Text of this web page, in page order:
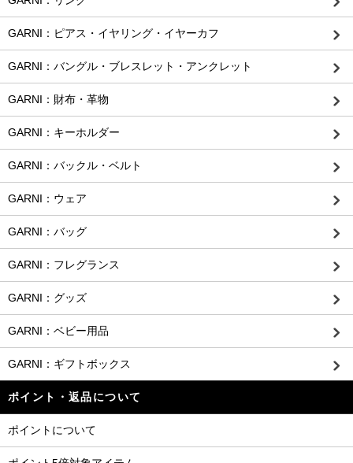
GARNI：ピアス・イヤリング・イヤーカフ
GARNI：バングル・ブレスレット・アンクレット
GARNI：財布・革物
GARNI：キーホルダー
GARNI：バックル・ベルト
GARNI：ウェア
GARNI：バッグ
GARNI：フレグランス
GARNI：グッズ
GARNI：ベビー用品
GARNI：ギフトボックス
ポイント・返品について
ポイントについて